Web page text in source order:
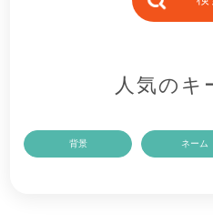
人気のキ
背景 ネーム